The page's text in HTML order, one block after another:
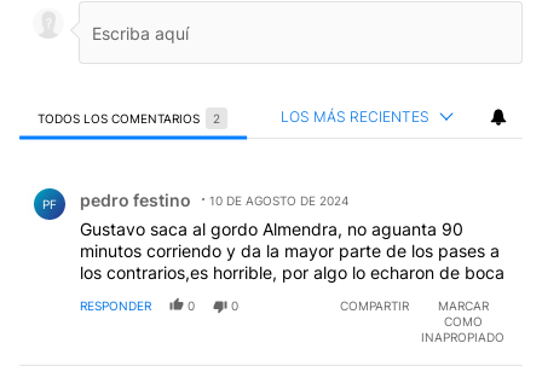
TODOS LOS COMENTARIOS 2 LOS MÁS RECIENTES
PF pedro festino 10 DE AGOSTO DE 2024
Gustavo saca al gordo Almendra, no aguanta 90
minutos corriendo y da la mayor parte de los pases a
los contrarios,es horrible, por algo lo echaron de boca
RESPONDER 0 0 COMPARTIR
MARCAR
COMO
INAPROPIADO